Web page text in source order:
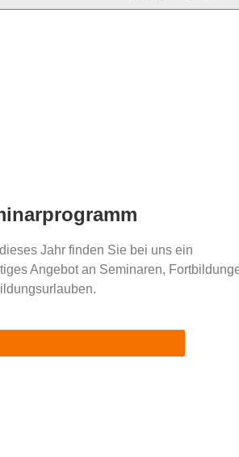
Jahr finden Sie bei uns ein
Angebot an Seminaren,